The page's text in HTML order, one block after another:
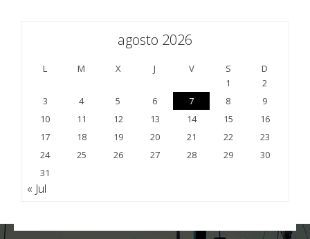
agosto 2026
L M X J V S
D
1
2
3
4 5 6 7 8
9
10
11 12 13 14 15
16
17
18 19 20 21 22
23
24
25 26 27 28 29
30
31
« Jul